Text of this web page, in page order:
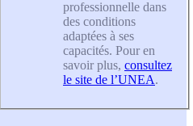
professionnelle dans
des conditions
adaptées à ses
capacités. Pour en
savoir plus, consultez
le site de l’UNEA.